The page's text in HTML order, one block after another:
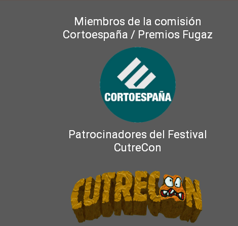
Miembros de la comisión
Cortoespaña / Premios Fugaz
Patrocinadores del Festival
CutreCon